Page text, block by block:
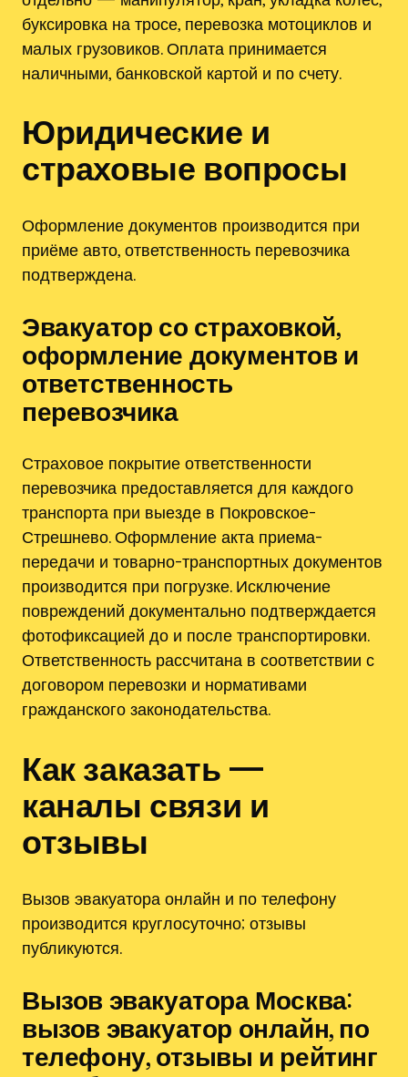
буксировка на тросе, перевозка мотоциклов и
малых грузовиков. Оплата принимается
наличными, банковской картой и по счету.
Юридические и
страховые вопросы
Оформление документов производится при
приёме авто, ответственность перевозчика
подтверждена.
Эвакуатор со страховкой,
оформление документов и
ответственность
перевозчика
Страховое покрытие ответственности
перевозчика предоставляется для каждого
транспорта при выезде в Покровское-
Стрешнево. Оформление акта приема-
передачи и товарно-транспортных документов
производится при погрузке. Исключение
повреждений документально подтверждается
фотофиксацией до и после транспортировки.
Ответственность рассчитана в соответствии с
договором перевозки и нормативами
гражданского законодательства.
Как заказать —
каналы связи и
отзывы
Вызов эвакуатора онлайн и по телефону
производится круглосуточно; отзывы
публикуются.
Вызов эвакуатора Москва:
вызов эвакуатор онлайн, по
телефону, отзывы и рейтинг